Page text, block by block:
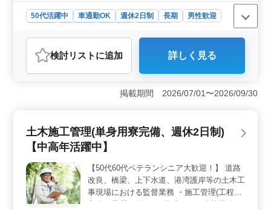
市古江見に位置する建設コンサルタント企業では、平均
年齢53.4歳という経験豊富な方々が活躍しており、安定
50代活躍中 車通勤OK 週休2日制 長期
男性歓迎
おすすめポイント
＜ベテランの活躍場＞ 50歳以上のベテランの方を歓迎
しています。経験豊富な方が活躍できる環境で、安定し
遇＞ 土木施工管理技士１級の資格をお持ちの方は、特
心して生活できます。通勤手当や賞与も充実しており、
働きやすい環境が整っています。
検討リスト に追加 詳しく見る
掲載期間 2026/07/01〜2026/09/30
土木施工管理(単身用寮完備、週休2日制)
【中高年活躍中】
【50代60代ベテランシニア大歓迎！】 道路
改良、橋梁、上下水道、港湾護岸等の土木工
事現場における監督業務 ・施工管理(工程・
安全・品質・原価) ・見積もりや積算業務 ・